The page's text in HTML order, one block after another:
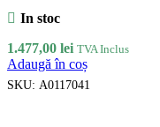
In stoc
1.477,00 lei TVA Inclus
Adaugă în coș
SKU: A0117041